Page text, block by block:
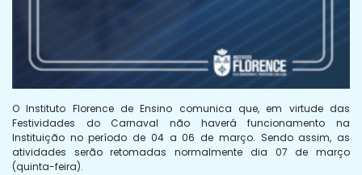
O Instituto Florence de Ensino comunica que, em virtude das
Festividades do Carnaval não haverá funcionamento na
Instituição no período de 04 a 06 de março. Sendo assim, as
atividades serão retomadas normalmente dia 07 de março
(quinta-feira).